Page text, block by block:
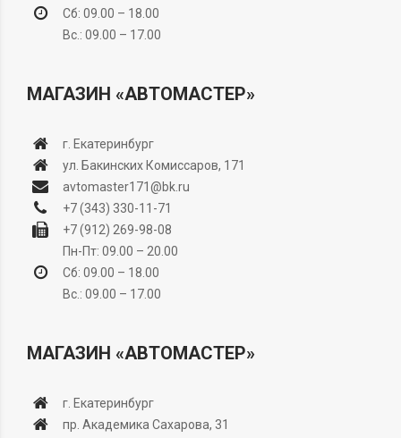
Сб: 09.00 – 18.00
Вс.: 09.00 – 17.00
МАГАЗИН «АВТОМАСТЕР»
г. Екатеринбург
ул. Бакинских Комиссаров, 171
avtomaster171@bk.ru
+7 (343) 330-11-71
+7 (912) 269-98-08
Пн-Пт: 09.00 – 20.00
Сб: 09.00 – 18.00
Вс.: 09.00 – 17.00
МАГАЗИН «АВТОМАСТЕР»
г. Екатеринбург
пр. Академика Сахарова, 31